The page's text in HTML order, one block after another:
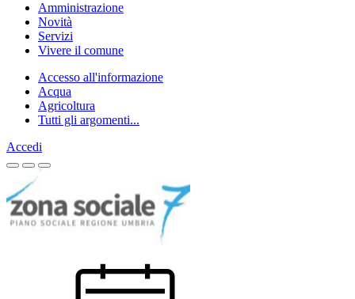
Amministrazione
Novità
Servizi
Vivere il comune
Accesso all'informazione
Acqua
Agricoltura
Tutti gli argomenti...
Accedi
Homepage